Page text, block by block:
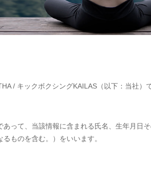
/ キックボクシングKAILAS（以下：当社
あって、当該情報に含まれる氏名、生年月日
ものを含む。）をいいます。